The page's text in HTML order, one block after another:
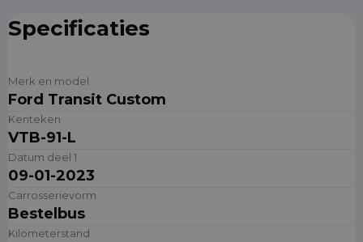
Specificaties
Merk en model
Ford Transit Custom
Kenteken
VTB-91-L
Datum deel 1
09-01-2023
Carrosserievorm
Bestelbus
Kilometerstand